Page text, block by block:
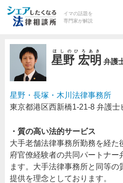
イマの話題を
専門家が解説
星野 宏明
ほしのひろあき
弁護
星野・長塚・木川法律事務所
東京都港区西新橋1‐21‐8 弁護士
・質の高い法的サービス
大手老舗法律事務所勤務を経た
府官僚経験者の共同パートナー
ます。大手法律事務所と同等
提供を理念としております。